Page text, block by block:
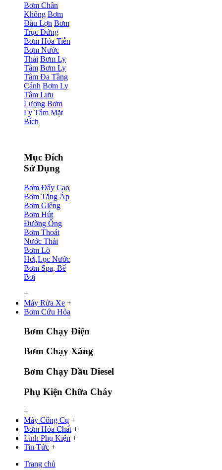
Bơm Chân
Không Bơm
Đầu Lợn Bơm
Trục Đứng
Bơm Hỏa Tiễn
Bơm Nước
Thải Bơm Ly
Tâm Bơm Ly
Tâm Đa Tầng
Cánh Bơm Ly
Tâm Lưu
Lượng Bơm
Ly Tâm Mặt
Bích
Mục Đích
Sử Dụng
Bơm Đẩy Cao
Bơm Tăng Áp
Bơm Giếng
Bơm Hút
Đường Ống
Bơm Thoát
Nước Thải
Bơm Lò
Hơi,Lọc Nước
Bơm Spa, Bể
Bơi
+
Máy Rửa Xe +
Bơm Cứu Hỏa
Bơm Chạy Điện
Bơm Chạy Xăng
Bơm Chạy Dầu Diesel
Phụ Kiện Chữa Cháy
+
Máy Công Cụ +
Bơm Hóa Chất +
Linh Phụ Kiện +
Tin Tức +
Trang chủ